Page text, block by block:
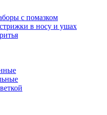
с помазком
в носу и ушах